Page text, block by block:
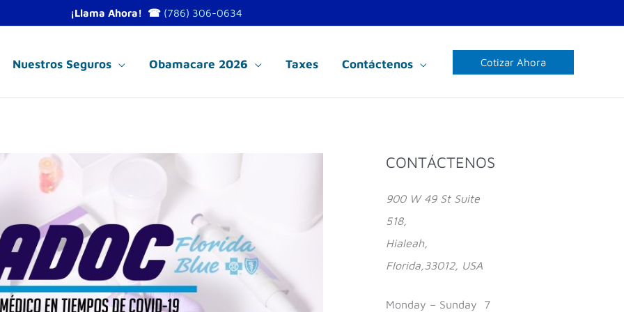
¡Llama Ahora! ☎ (786) 306-0634
Nuestros Seguros Obamacare 2026 Taxes Contáctenos Cotizar Ahora
CONTÁCTENOS
900 W 49 St Suite
518,
Hialeah,
Florida,33012, USA
Monday – Sunday 7